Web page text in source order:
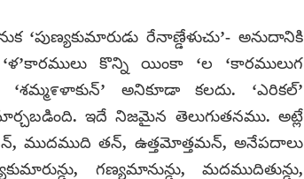
రేనాణ్డేళుచు’- అనుదానికి
‘ళ’కారములు కొన్ని యింకా ‘ల ‘కారములుగ
అనికూడా కలదు. ‘ఎరికల్’
ఇదే నిజమైన తెలుగుతనము. అట్లే
ముదముది తన్, ఉత్తమోత్తమన్, అనేపదాలు
గణ్యమానున్డు, మదముదితున్డు,